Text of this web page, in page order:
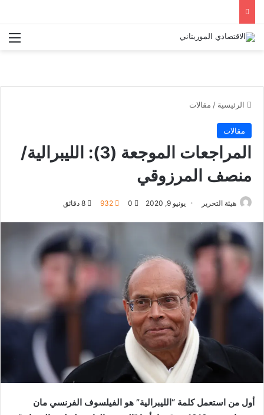
الرئيسية / مقالات
مقالات
المراجعات الموجعة (3): الليبرالية/
منصف المرزوقي
هيئة التحرير يونيو 9, 2020 0
932
أول من استعمل كلمة “الليبرالية” هو الفيلسوف الفرنسي مان